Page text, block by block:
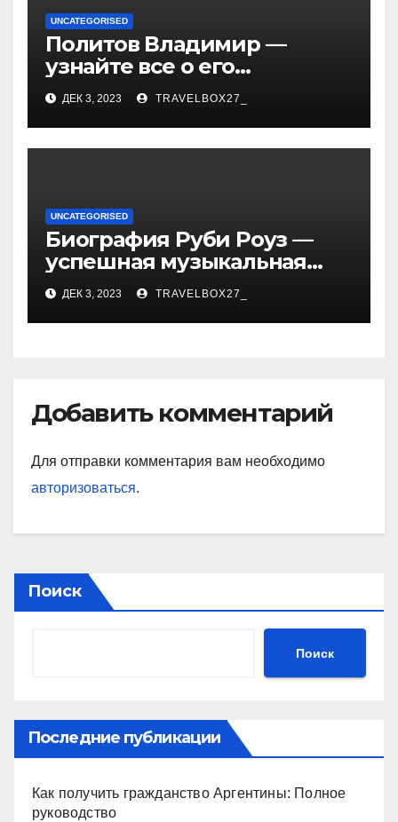
UNCATEGORISED
Политов Владимир —
узнайте все о его
биографии, возрасте и
впечатляющих
достижениях!
ДЕК 3, 2023 TRAVELBOX27_
UNCATEGORISED
Биография Руби Роуз —
успешная музыкальная
карьера, личная жизнь и
знаковые достижения
ДЕК 3, 2023 TRAVELBOX27_
Добавить комментарий
Для отправки комментария вам необходимо
авторизоваться.
Поиск
Поиск
Последние публикации
Как получить гражданство Аргентины: Полное
руководство